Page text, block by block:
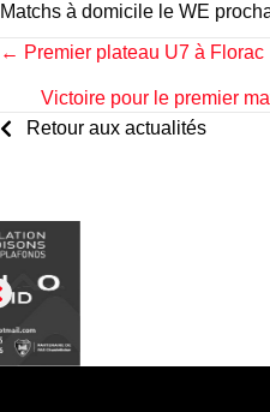
Matchs à domicile le WE
Posts
navigation
← Premier plateau U7 à Florac
Victoire pour le premier
Retour aux actualités